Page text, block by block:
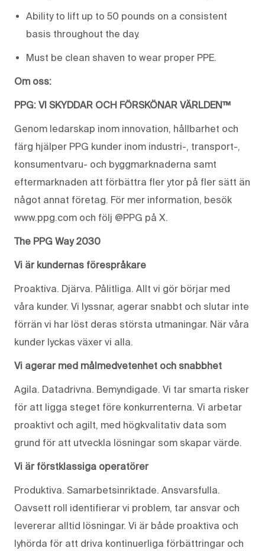
Ability to lift up to 50 pounds on a consistent
basis throughout the day.
Must be clean shaven to wear proper PPE.
Om oss:
PPG: VI SKYDDAR OCH FÖRSKÖNAR VÄRLDEN™
Genom ledarskap inom innovation, hållbarhet och
färg hjälper PPG kunder inom industri-, transport-,
konsumentvaru- och byggmarknaderna samt
eftermarknaden att förbättra fler ytor på fler sätt än
något annat företag. För mer information, besök
www.ppg.com och följ @PPG på X.
The PPG Way 2030
Vi är kundernas förespråkare
Proaktiva. Djärva. Pålitliga. Allt vi gör börjar med
våra kunder. Vi lyssnar, agerar snabbt och slutar inte
förrän vi har löst deras största utmaningar. När våra
kunder lyckas växer vi alla.
Vi agerar med målmedvetenhet och snabbhet
Agila. Datadrivna. Bemyndigade. Vi tar smarta risker
för att ligga steget före konkurrenterna. Vi arbetar
proaktivt och agilt, med högkvalitativ data som
grund för att utveckla lösningar som skapar värde.
Vi är förstklassiga operatörer
Produktiva. Samarbetsinriktade. Ansvarsfulla.
Oavsett roll identifierar vi problem, tar ansvar och
levererar alltid lösningar. Vi är både proaktiva och
lyhörda för att driva kontinuerliga förbättringar och